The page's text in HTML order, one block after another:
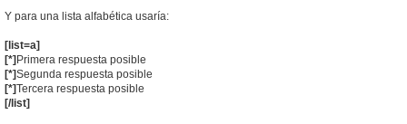
Y para una lista alfabética usaría:
[list=a]
[*] Primera respuesta posible
[*]Segunda respuesta posible
[*]Tercera respuesta posible
[/list]